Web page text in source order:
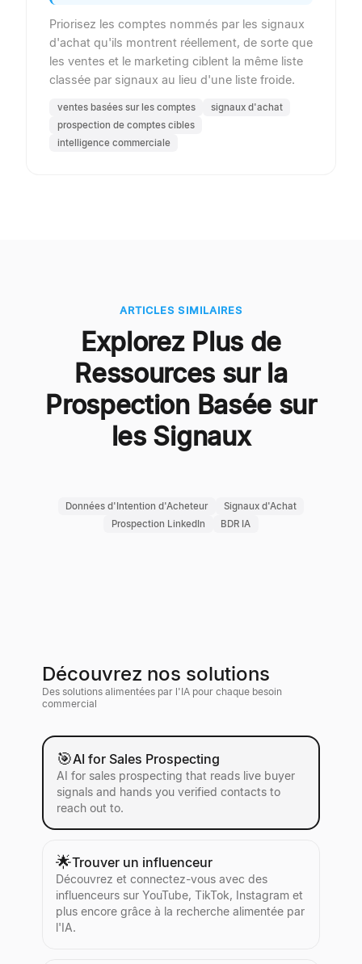
Priorisez les comptes nommés par les signaux
d'achat qu'ils montrent réellement, de sorte que
les ventes et le marketing ciblent la même liste
classée par signaux au lieu d'une liste froide.
ventes basées sur les comptes
signaux d'achat
prospection de comptes cibles
intelligence commerciale
ARTICLES SIMILAIRES
Explorez Plus de
Ressources sur la
Prospection Basée sur
les Signaux
Données d'Intention d'Acheteur
Signaux d'Achat
Prospection LinkedIn
BDR IA
Découvrez nos solutions
Des solutions alimentées par l'IA pour chaque besoin
commercial
🎯AI for Sales Prospecting
AI for sales prospecting that reads live buyer
signals and hands you verified contacts to
reach out to.
🌟Trouver un influenceur
Découvrez et connectez-vous avec des
influenceurs sur YouTube, TikTok, Instagram et
plus encore grâce à la recherche alimentée par
l'IA.